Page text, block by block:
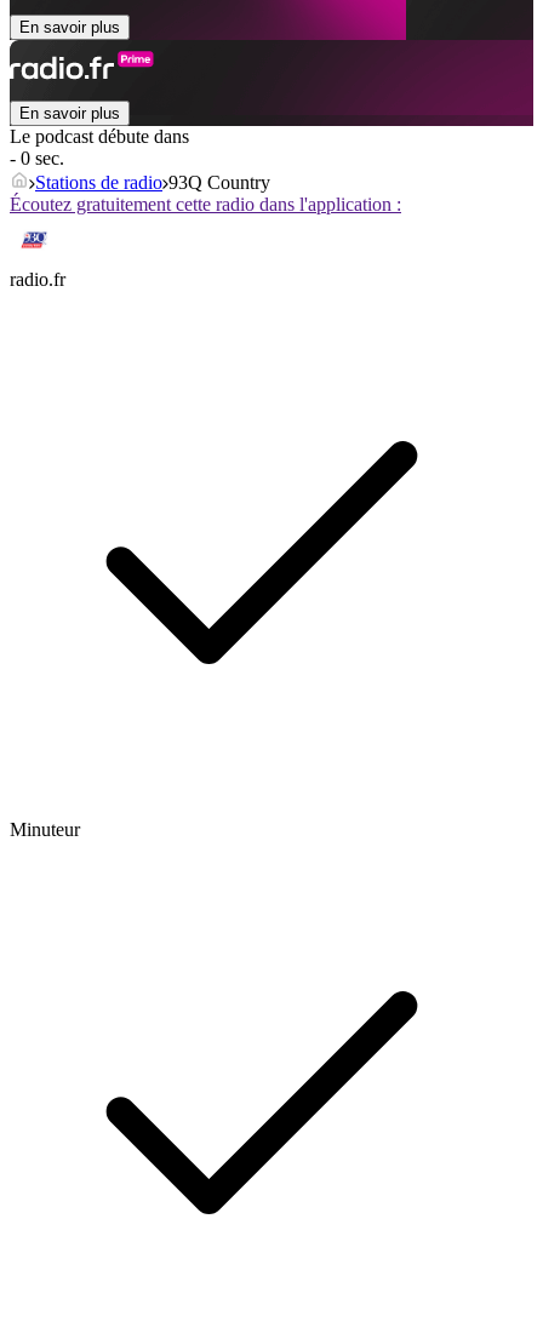
En savoir plus
En savoir plus
Le podcast débute dans
- 0 sec.
Stations de radio 93Q Country
Écoutez gratuitement cette radio dans l'application :
radio.fr
Minuteur